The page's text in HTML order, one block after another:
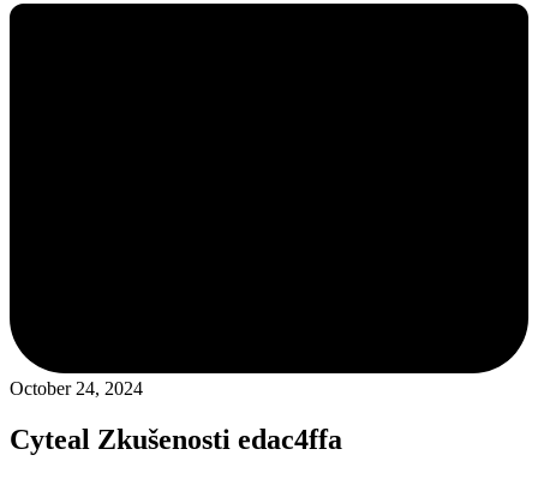
October 24, 2024
Cyteal Zkušenosti edac4ffa